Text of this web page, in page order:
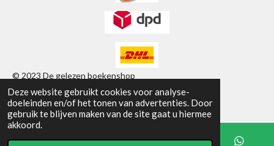
Deze website gebruikt cookies voor analyse-
doeleinden en/of het tonen van advertenties. Door
gebruik te blijven maken van de site gaat u hiermee
akkoord.
© 2023 De gelezen boekenshop
Powered byJouwWeb